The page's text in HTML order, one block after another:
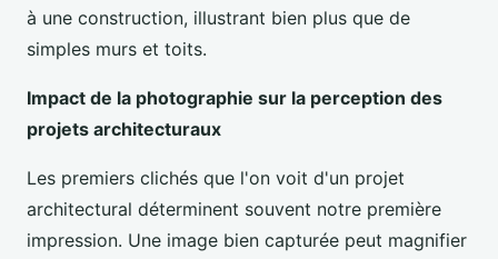
à une construction, illustrant bien plus que de
simples murs et toits.
Impact de la photographie sur la perception des
projets architecturaux
Les premiers clichés que l'on voit d'un projet
architectural déterminent souvent notre première
impression. Une image bien capturée peut magnifier